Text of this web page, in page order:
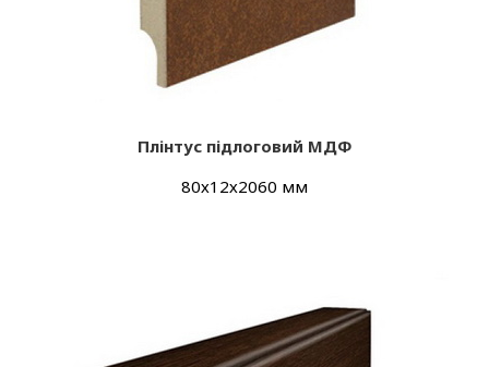
Плінтус підлоговий МДФ
80х12х2060 мм